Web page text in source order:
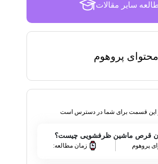
سایر مقالات
پروهوم
این قسمت برای شما در دسترس است
قرص ماشین ظرفشویی چیست؟
پروهوم زمان مطالعه: